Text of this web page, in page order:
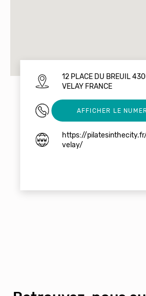
12 PLACE DU BREUIL
VELAY FRANCE
04 71 02 08 85
AFFICHER LE
https://
velay/